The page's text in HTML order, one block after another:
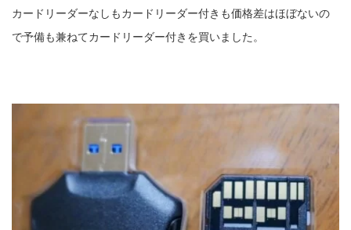
カードリーダーなしもカードリーダー付きも価格差はほぼないの
で予備も兼ねてカードリーダー付きを買いました。